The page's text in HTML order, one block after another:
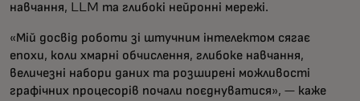
навчання, LLM та глибокі нейронні мережі.
«Мій досвід роботи зі штучним інтелектом сягає
епохи, коли хмарні обчислення, глибоке навчання,
величезні набори даних та розширені можливості
графічних процесорів почали поєднуватися», — каже